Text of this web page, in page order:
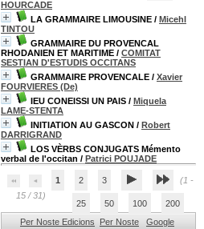
HOURCADE
LA GRAMMAIRE LIMOUSINE / Micehl
TINTOU
GRAMMAIRE DU PROVENCAL
RHODANIEN ET MARITIME / COMITAT
SESTIAN D'ESTUDIS OCCITANS
GRAMMAIRE PROVENCALE / Xavier
FOURVIERES (De)
IEU CONEISSI UN PAIS / Miquela
LAME-STENTA
INITIATION AU GASCON / Robert
DARRIGRAND
LOS VÈRBS CONJUGATS Mémento
verbal de l'occitan / Patrici POUJADE
1 2 3
(1 -
15 / 31)
25
50 100
200
Per Noste Edicions Per Noste Google